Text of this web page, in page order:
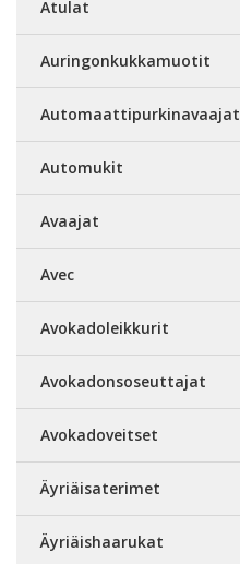
Atulat
Auringonkukkamuotit
Automaattipurkinavaajat
Automukit
Avaajat
Avec
Avokadoleikkurit
Avokadonsoseuttajat
Avokadoveitset
Äyriäisaterimet
Äyriäishaarukat